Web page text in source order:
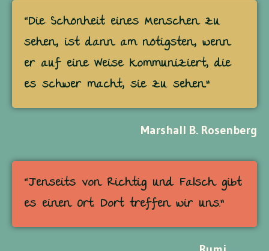
“Die Schönheit eines Menschen zu
sehen, ist dann am nötigsten, wenn
er auf eine Weise kommuniziert, die
es schwer macht, sie zu sehen.”
Marshall B. Rosenberg
“Jenseits von Richtig und Falsch gibt
es einen Ort. Dort treffen wir uns.”